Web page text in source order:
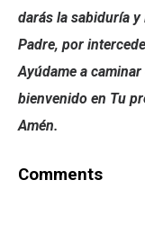
darás la sabiduría
Padre, por
Ayúdame a
bienvenido en Tu
Amén.
Comments